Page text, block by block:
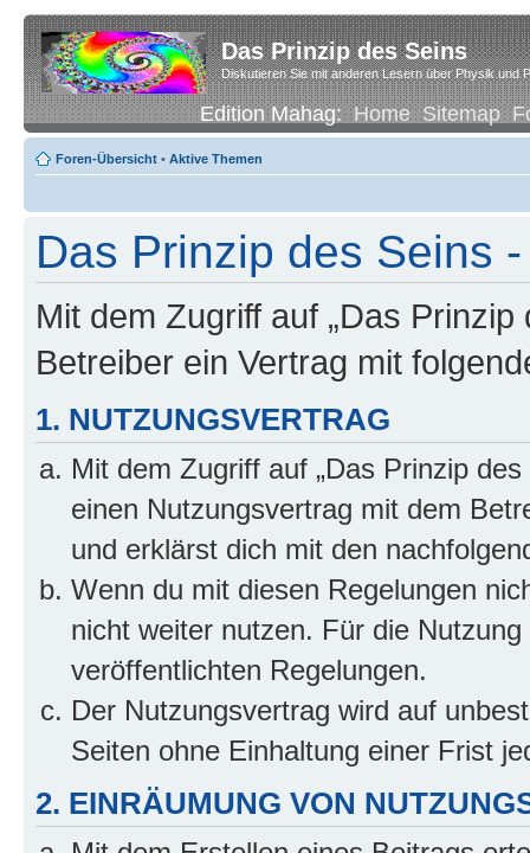
Das Prinzip des Seins
Diskutieren Sie mit anderen Lesern über Physik und
Edition Mahag:Home Sitemap
Foren-Übersicht • Aktive Themen
Das Prinzip des Seins
Mit dem Zugriff auf „Das
Betreiber ein Vertrag mit
1. NUTZUNGSVERTRAG
Mit dem Zugriff auf „Das Prinzip
einen Nutzungsvertrag mit dem
und erklärst dich mit den
Wenn du mit diesen Regelungen
nicht weiter nutzen. Für die
veröffentlichten Regelungen.
Der Nutzungsvertrag wird auf
Seiten ohne Einhaltung einer Frist
2. EINRÄUMUNG VON